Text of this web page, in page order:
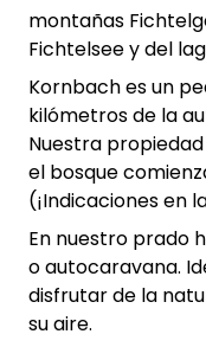
montañas
Fichtelsee y del
Kornbach es un
kilómetros de la
Nuestra
el bosque
(¡Indicaciones en
En nuestro prado
o autocaravana.
disfrutar de la
su aire.